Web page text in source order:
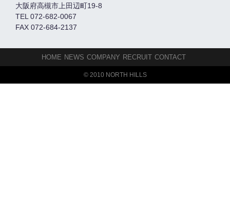
大阪府高槻市上田辺町19-8
TEL 072-682-0067
FAX 072-684-2137
HOME NEWS COMPANY RECRUIT CONTACT
© 2010 NORTH HILLS